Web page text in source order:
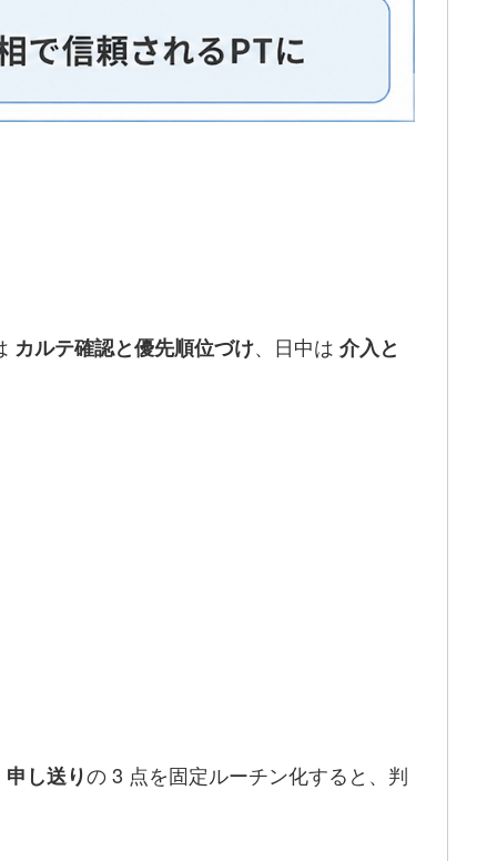
カルテ確認と優先順位づけ、日中は 介入と
し送りの 3 点を固定ルーチン化すると、判